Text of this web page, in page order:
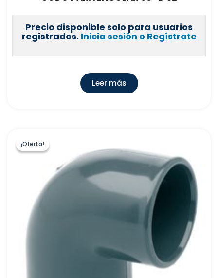
Precio disponible solo para usuarios
registrados. Inicia sesión o Regístrate
Leer más
¡Oferta!
¡Oferta!